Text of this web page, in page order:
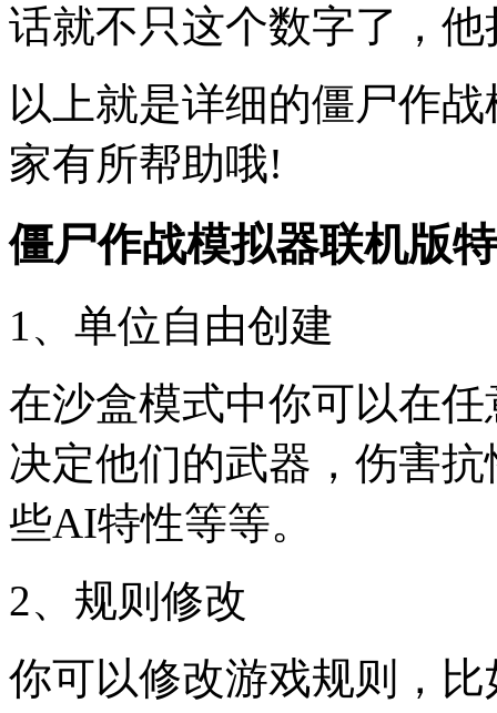
话就不只这个数字了，
以上就是详细的僵尸作
家有所帮助哦!
僵尸作战模拟器联机版
1、单位自由创建
在沙盒模式中你可以在
决定他们的武器，伤害
些AI特性等等。
2、规则修改
你可以修改游戏规则，